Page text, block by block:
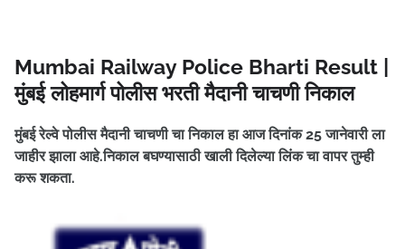
Mumbai Railway Police Bharti Result |
मुंबई लोहमार्ग पोलीस भरती मैदानी चाचणी निकाल
मुंबई रेल्वे पोलीस मैदानी चाचणी चा निकाल हा आज दिनांक 25 जानेवारी ला
जाहीर झाला आहे.निकाल बघण्यासाठी खाली दिलेल्या लिंक चा वापर तुम्ही
करू शकता.